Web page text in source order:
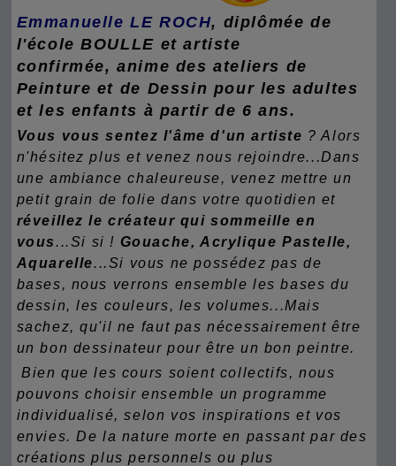
Emmanuelle LE ROCH, diplômée de
l'école BOULLE et artiste
confirmée, anime des ateliers de
Peinture et de Dessin pour les adultes
et les enfants à partir de 6 ans.
Vous vous sentez l'âme d'un artiste ? Alors
n'hésitez plus et venez nous rejoindre...Dans
une ambiance chaleureuse, venez mettre un
petit grain de folie dans votre quotidien et
réveillez le créateur qui sommeille en
vous ...Si si ! Gouache, Acrylique Pastelle,
Aquarelle...Si vous ne possédez pas de
bases, nous verrons ensemble les bases du
dessin, les couleurs, les volumes...Mais
sachez, qu'il ne faut pas nécessairement être
un bon dessinateur pour être un bon peintre.
Bien que les cours soient collectifs, nous
pouvons choisir ensemble un programme
individualisé, selon vos inspirations et vos
envies. De la nature morte en passant par des
créations plus personnels ou plus